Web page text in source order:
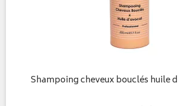
Shampoing cheveux bouclés huile